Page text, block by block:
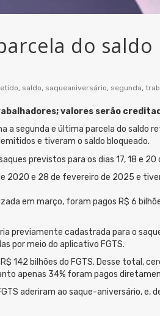
do
, saldo, saqueaniversário, segunda,
valores serão
a segunda e última parcela do saldo
e tiveram o saldo bloqueado.
previstos para os dias 17, 18 e
e 28 de fevereiro de 2025 e
em março, foram pagos R$ 6
previamente cadastrada para o
por meio do aplicativo FGTS.
142 bilhões do FGTS. Desse total,
apenas 34% foram pagos
aderiram ao saque-aniversário, e,